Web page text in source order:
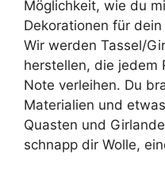
Möglichkeit, wie du
Dekorationen für
Wir werden Tassel/
herstellen, die jedem
Note verleihen. Du
Materialien und
Quasten und
schnapp dir Wolle,